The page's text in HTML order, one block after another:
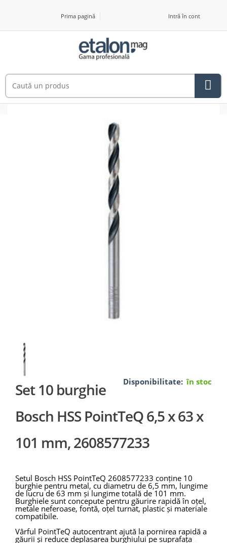
Prima pagină Intră în cont
Disponibilitate: în stoc
Set 10 burghie
Bosch HSS PointTeQ 6,5 x 63 x
101 mm, 2608577233
Setul Bosch HSS PointTeQ 2608577233 conține 10
burghie pentru metal, cu diametru de 6,5 mm, lungime
de lucru de 63 mm și lungime totală de 101 mm.
Burghiele sunt concepute pentru găurire rapidă în oțel,
metale neferoase, fontă, oțel turnat, plastic și materiale
compatibile.
Vârful PointTeQ autocentrant ajută la pornirea rapidă a
găurii și reduce deplasarea burghiului pe suprafața